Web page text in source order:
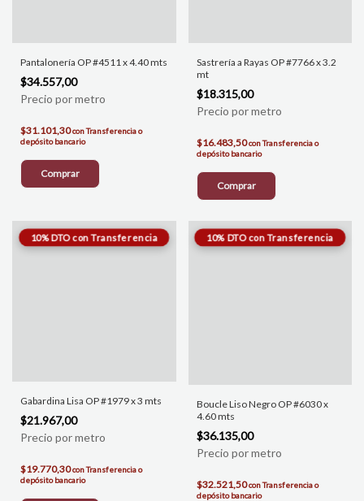
Pantalonería OP #4511 x 4.40 mts
$34.557,00
$31.101,30conTransferencia o
depósito bancario
Comprar
Sastrería a Rayas OP #7766 x 3.2
mt
$18.315,00
$16.483,50conTransferencia o
depósito bancario
Comprar
Gabardina Lisa OP #1979 x 3 mts
$21.967,00
$19.770,30conTransferencia o
depósito bancario
Boucle Liso Negro OP #6030 x
4.60 mts
$36.135,00
$32.521,50conTransferencia o
depósito bancario